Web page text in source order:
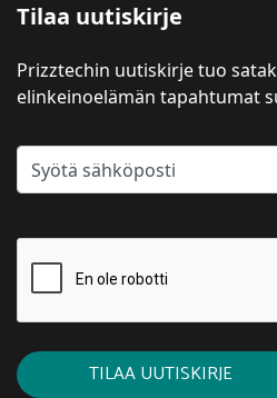
Tilaa uutiskirje
Prizztechin uutiskirje tuo
elinkeinoelämän tapahtumat
TILAA UUTISKIRJE